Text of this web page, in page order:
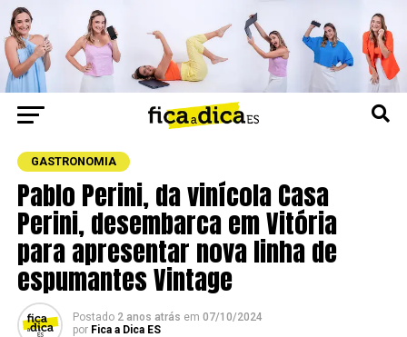
GASTRONOMIA
Pablo Perini, da vinícola Casa
Perini, desembarca em Vitória
para apresentar nova linha de
espumantes Vintage
Postado 2 anos atrás em 07/10/2024
por Fica a Dica ES